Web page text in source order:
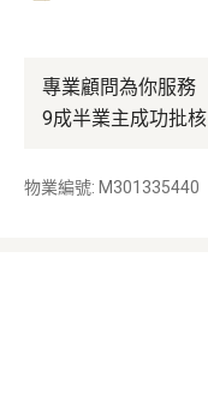
專業顧問為你服務
9成半業主成功批核
物業編號: M301335440